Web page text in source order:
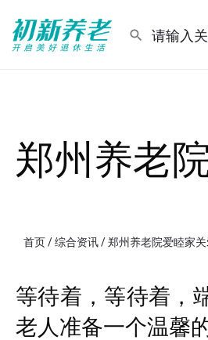
郑州养老
首页/综合资讯/ 郑州养老院爱睦家
等待着，等待着，
老人准备一个温馨